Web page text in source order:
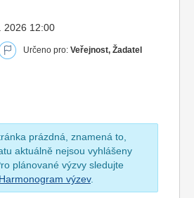
2026 12:00
Určeno pro: Veřejnost, Žadatel
prázdná, znamená to,
aktuálně nejsou vyhlášeny
plánované výzvy sledujte
Harmonogram výzev.